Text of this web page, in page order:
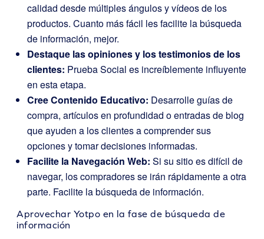
calidad desde múltiples ángulos y vídeos de los
productos. Cuanto más fácil les facilite la búsqueda
de información, mejor.
Destaque las opiniones y los testimonios de los
clientes: Prueba Social es increíblemente influyente
en esta etapa.
Cree Contenido Educativo: Desarrolle guías de
compra, artículos en profundidad o entradas de blog
que ayuden a los clientes a comprender sus
opciones y tomar decisiones informadas.
Facilite la Navegación Web: Si su sitio es difícil de
navegar, los compradores se irán rápidamente a otra
parte. Facilite la búsqueda de información.
Aprovechar Yotpo en la fase de búsqueda de
información